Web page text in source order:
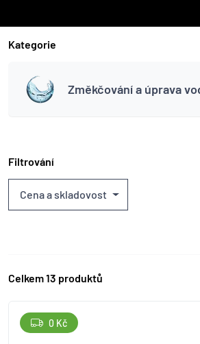
Kategorie
Změkčování a úprava
Filtrování
Cena a skladovost
Celkem 13 produktů
0 Kč